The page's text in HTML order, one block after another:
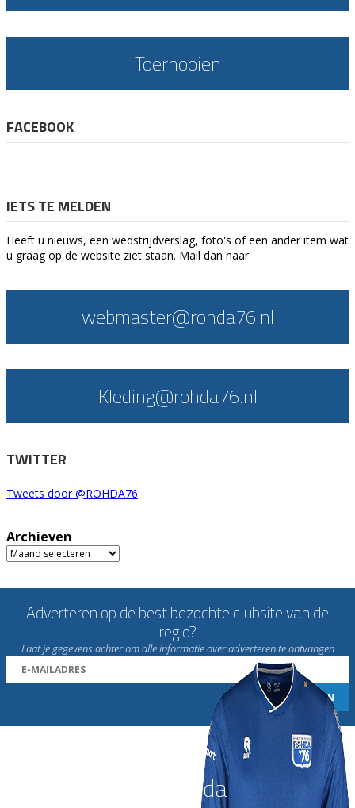
Toernooien
FACEBOOK
IETS TE MELDEN
Heeft u nieuws, een wedstrijdverslag, foto's of een ander item wat
u graag op de website ziet staan. Mail dan naar
webmaster@rohda76.nl
Kleding@rohda76.nl
TWITTER
Tweets door @ROHDA76
Archieven
Archieven
Adverteren op de best bezochte clubsite van de
regio?
Laat je gegevens achter om alle informatie over adverteren te ontvangen
Word nu lid van Rohda